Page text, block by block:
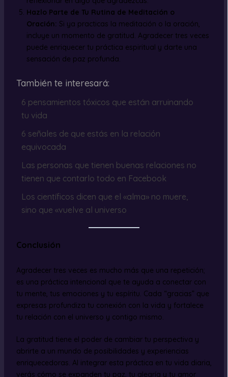
Hazlo Parte de Tu Rutina de Meditación o
Oración: Si ya practicas la meditación o la oración,
incluye un momento de gratitud. Agradecer tres veces
puede enriquecer tu práctica espiritual y darte una
sensación de paz profunda.
También te interesará:
6 pensamientos tóxicos que están arruinando
tu vida
6 señales de que estás en la relación
equivocada
Las personas que tienen buenas relaciones no
tienen que contarlo todo en Facebook
Los científicos dicen que el «alma» no muere,
sino que «vuelve al universo
Conclusión
Agradecer tres veces es mucho más que una repetición;
es una práctica intencional que te ayuda a conectar con
tu mente, tus emociones y tu espíritu. Cada “gracias” que
expresas profundiza tu conexión con la vida y fortalece
tu relación con el universo y contigo mismo.
La gratitud tiene el poder de cambiar tu perspectiva y
abrirte a un mundo de posibilidades y experiencias
enriquecedoras. Al integrar esta práctica en tu vida diaria,
verás cómo se expanden tu paz, tu alegría y tu amor